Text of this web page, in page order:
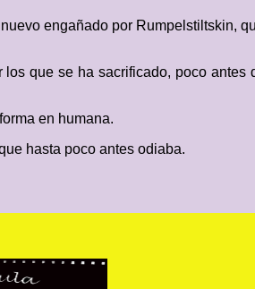
engañado por Rumpelstiltskin,
que se ha sacrificado, poco antes
en humana.
hasta poco antes odiaba.